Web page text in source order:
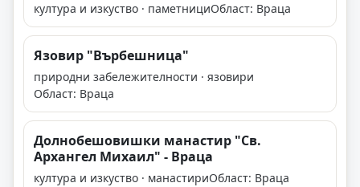
култура и изкуство · паметнициОбласт: Враца
Язовир "Върбешница"
природни забележителности · язовири
Област: Враца
Долнобешовишки манастир "Св.
Архангел Михаил" - Враца
култура и изкуство · манастириОбласт: Враца